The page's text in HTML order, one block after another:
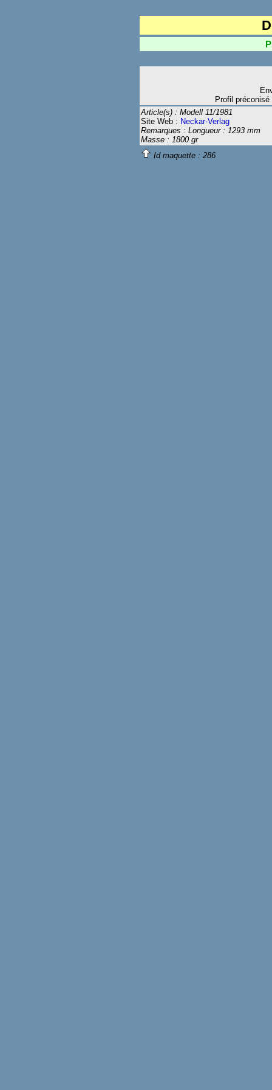
Profil
Article(s) : Modell 11/1981
Site Web : Neckar-Verlag
Remarques : Longueur : 1293 mm
Masse : 1800 gr
Id maquette : 286